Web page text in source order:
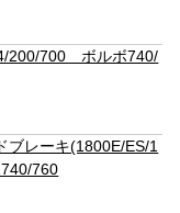
200/700 ボルボ740/
ブレーキ(1800E/ES/1
760